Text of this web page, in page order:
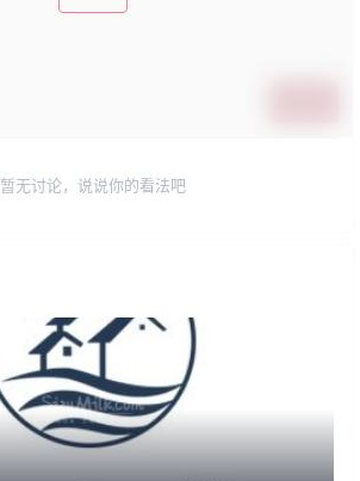
暂无讨论，说说你的看法吧